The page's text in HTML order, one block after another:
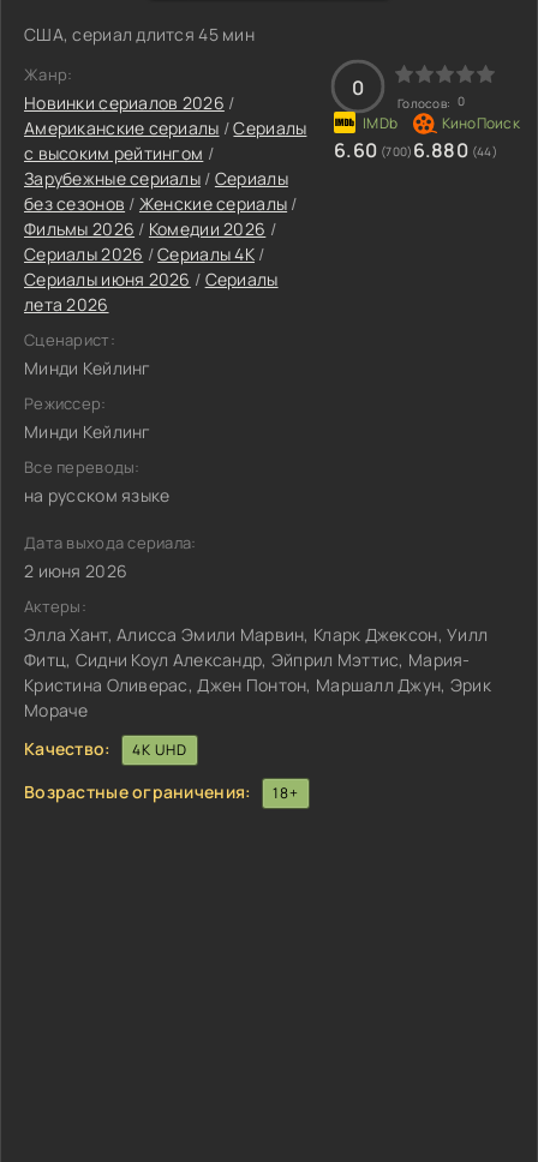
США, сериал длится 45 мин
Жанр:
Новинки сериалов 2026 /
Американские сериалы /Сериалы
с высоким рейтингом /
Зарубежные сериалы / Сериалы
без сезонов / Женские сериалы /
Фильмы 2026 / Комедии 2026 /
Сериалы 2026 /Сериалы 4K /
Сериалы июня 2026 / Сериалы
лета 2026
Сценарист:
Минди Кейлинг
Режиссер:
Минди Кейлинг
Все переводы:
на русском языке
0
Голосов: 0
6.60 (700) 6.880 (44)
Дата выхода сериала:
2 июня 2026
Актеры:
Элла Хант, Алисса Эмили Марвин, Кларк Джексон, Уилл
Фитц, Сидни Коул Александр, Эйприл Мэттис, Мария-
Кристина Оливерас, Джен Понтон, Маршалл Джун, Эрик
Мораче
Качество:
4K UHD
Возрастные ограничения: 18+